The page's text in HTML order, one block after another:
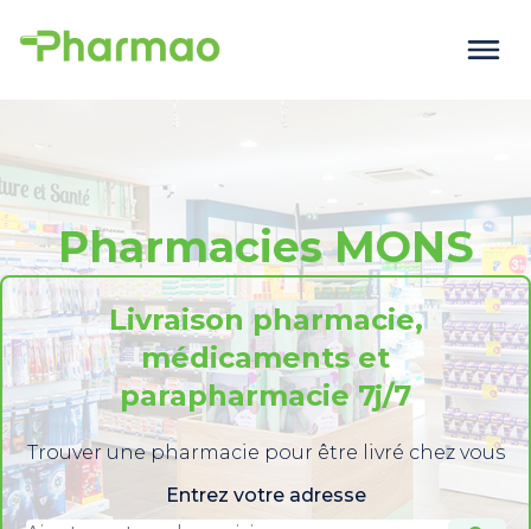
Pharmacies MONS
Livraison pharmacie,
médicaments et
parapharmacie 7j/7
Trouver une pharmacie pour être livré chez vous
Entrez votre adresse